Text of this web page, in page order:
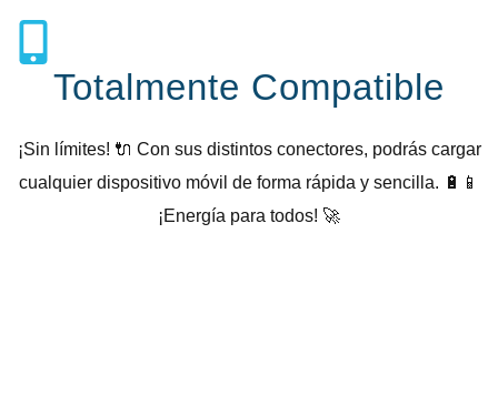
Totalmente Compatible
¡Sin límites! 🔌 Con sus distintos conectores, podrás cargar
cualquier dispositivo móvil de forma rápida y sencilla. 🔋📱
¡Energía para todos! 🚀